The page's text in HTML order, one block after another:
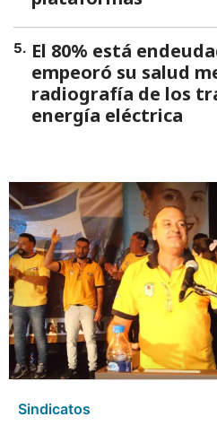
5. El 80% está
empeoró su salud
radiografía de los
energía eléctrica
Sindicatos